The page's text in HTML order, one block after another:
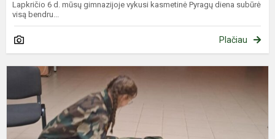
Lapkričio 6 d. mūsų gimnazijoje vykusi kasmetinė Pyragų diena subūrė
visą bendru...
Plačiau